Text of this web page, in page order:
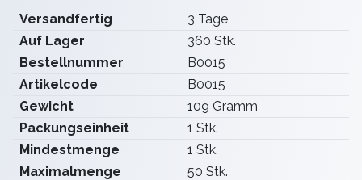
Versandfertig
3 Tage
Auf Lager
360 Stk.
Bestellnummer
B0015
Artikelcode
B0015
Gewicht
109 Gramm
Packungseinheit
1 Stk.
Mindestmenge
1 Stk.
Maximalmenge
50 Stk.